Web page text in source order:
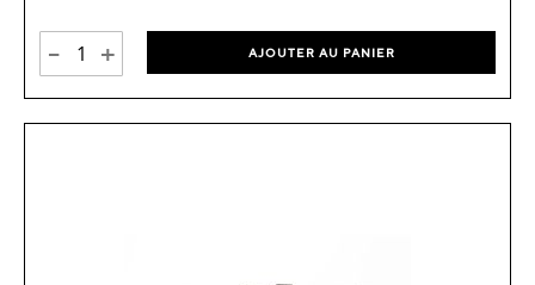
- + AJOUTER AU PANIER